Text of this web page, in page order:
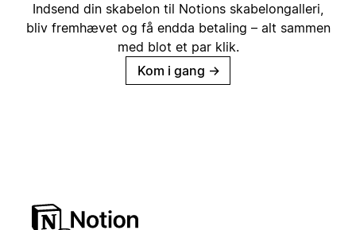
Indsend din skabelon til Notions skabelongalleri,
bliv fremhævet og få endda betaling – alt sammen
med blot et par klik.
Kom i gang →